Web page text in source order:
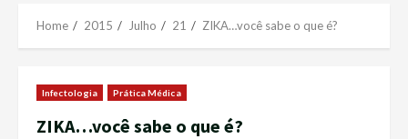
Home 2015 Julho 21 ZIKA…você sabe o que é?
Infectologia Prática Médica
ZIKA…você sabe o que é?